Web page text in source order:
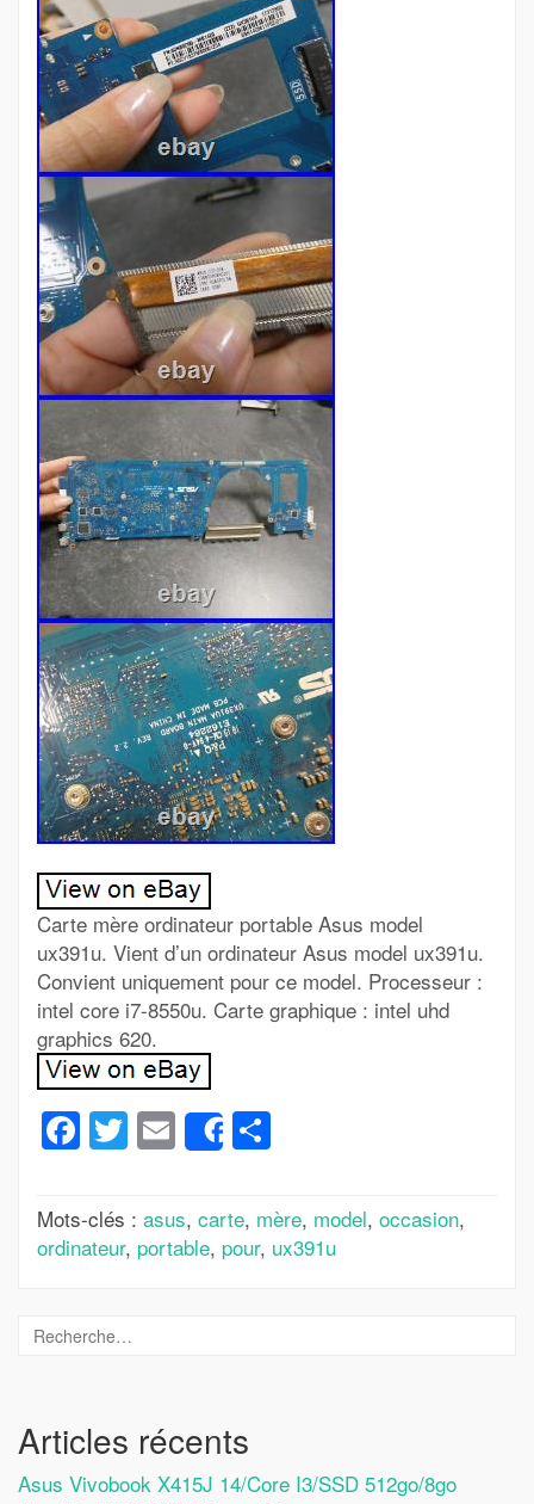
Carte mère ordinateur portable Asus model
ux391u. Vient d’un ordinateur Asus model ux391u.
Convient uniquement pour ce model. Processeur :
intel core i7-8550u. Carte graphique : intel uhd
graphics 620.
Facebook
Twitter
Email
Share
Mots-clés : asus, carte, mère, model, occasion,
ordinateur, portable, pour, ux391u
Articles récents
Asus Vivobook X415J 14/Core I3/SSD 512go/8go